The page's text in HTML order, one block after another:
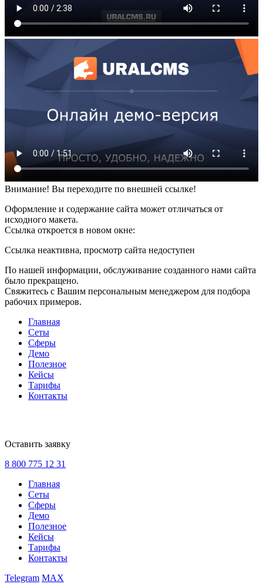
Внимание! Вы переходите по внешней ссылке!
Оформление и содержание сайта может отличаться от
исходного макета.
Ссылка откроется в новом окне:
Ссылка неактивна, просмотр сайта недоступен
По нашей информации, обслуживание созданного нами сайта
было прекращено.
Свяжитесь с Вашим персональным менеджером для подбора
рабочих примеров.
Главная
Сеты
Сферы
Демо
Полезное
Кейсы
Тарифы
Контакты
Оставить заявку
8 800 775 12 31
Главная
Сеты
Сферы
Демо
Полезное
Кейсы
Тарифы
Контакты
Telegram MAX